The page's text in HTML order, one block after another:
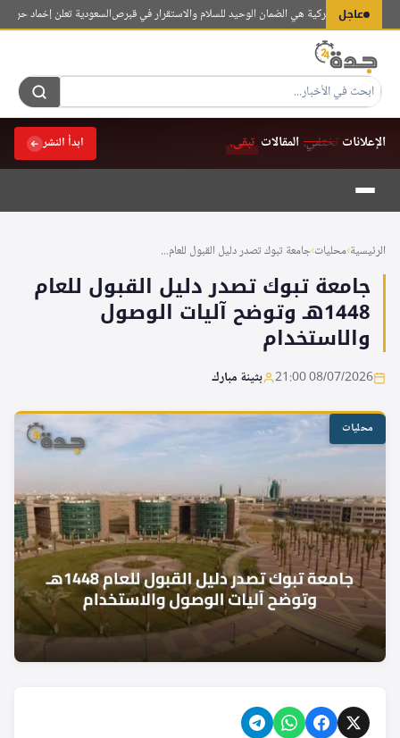
عاجل
القوات التركية هي الضمان الوحيد للسلام والاستقرار في قبرصالسعودية تعلن إخماد حريق
الإعلانات تختفي.المقالات تبقى. ابدأ النشر
التجاوز
المحتوى
الرئيسية›محليات›جامعة تبوك تصدر دليل القبول للعام...
جامعة تبوك تصدر دليل القبول للعام
1448هـ وتوضح آليات الوصول
والاستخدام
08/07/2026 21:00 بثينة مبارك
محليات